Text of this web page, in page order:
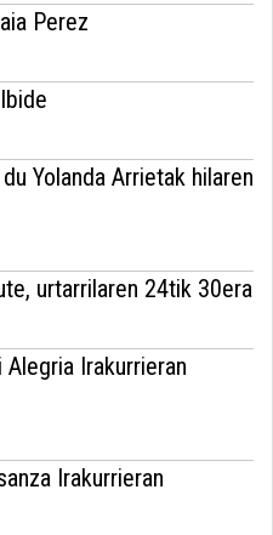
Perez
Yolanda Arrietak hilaren
urtarrilaren 24tik 30era
Irakurrieran
Irakurrieran